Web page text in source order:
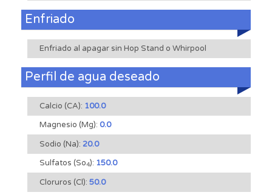
Enfriado
Enfriado al apagar sin Hop Stand o Whirpool
Perfil de agua deseado
Calcio (CA): 100.0
Magnesio (Mg): 0.0
Sodio (Na): 20.0
Sulfatos (So4): 150.0
Cloruros (Cl): 50.0